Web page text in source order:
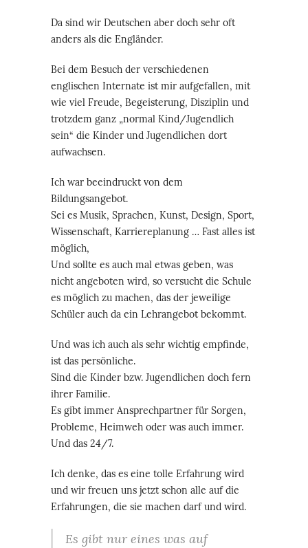
Da sind wir Deutschen aber doch sehr oft
anders als die Engländer.
Bei dem Besuch der verschiedenen
englischen Internate ist mir aufgefallen, mit
wie viel Freude, Begeisterung, Disziplin und
trotzdem ganz „normal Kind/Jugendlich
sein“ die Kinder und Jugendlichen dort
aufwachsen.
Ich war beeindruckt von dem
Bildungsangebot.
Sei es Musik, Sprachen, Kunst, Design, Sport,
Wissenschaft, Karriereplanung … Fast alles ist
möglich,
Und sollte es auch mal etwas geben, was
nicht angeboten wird, so versucht die Schule
es möglich zu machen, das der jeweilige
Schüler auch da ein Lehrangebot bekommt.
Und was ich auch als sehr wichtig empfinde,
ist das persönliche.
Sind die Kinder bzw. Jugendlichen doch fern
ihrer Familie.
Es gibt immer Ansprechpartner für Sorgen,
Probleme, Heimweh oder was auch immer.
Und das 24/7.
Ich denke, das es eine tolle Erfahrung wird
und wir freuen uns jetzt schon alle auf die
Erfahrungen, die sie machen darf und wird.
Es gibt nur eines was auf